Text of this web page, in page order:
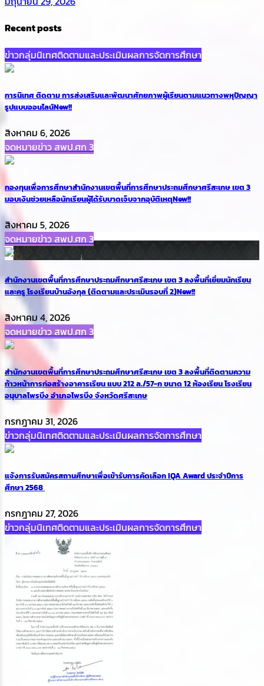
Recent posts
ข่าวกลุ่มนิเทศติดตามและประเมินผลการจัดการศึกษา
การนิเทศ ติดตาม การส่งเสริมและพัฒนาศักยภาพผู้เรียนตามแนวทางพหุปัญญา
รูปแบบออนไลน์New!!
สิงหาคม 6, 2026
จดหมายข่าว สพป.ศก 3
กองทุนเพื่อการศึกษาสำนักงานเขตพื้นที่การศึกษาประถมศึกษาศรีสะเกษ เขต 3
มอบเงินช่วยเหลือนักเรียนผู้ได้รับบาดเจ็บจากอุบัติเหตุNew!!
สิงหาคม 5, 2026
จดหมายข่าว สพป.ศก 3
สำนักงานเขตพื้นที่การศึกษาประถมศึกษาศรีสะเกษ เขต 3 ลงพื้นที่เยี่ยมนักเรียน
และครู โรงเรียนบ้านอังกุล (ติดตามและประเมินรอบที่ 2)New!!
สิงหาคม 4, 2026
จดหมายข่าว สพป.ศก 3
สำนักงานเขตพื้นที่การศึกษาประถมศึกษาศรีสะเกษ เขต 3 ลงพื้นที่ติดตามความ
ก้าวหน้าการก่อสร้างอาคารเรียน แบบ 212 ล./57-ก ขนาด 12 ห้องเรียน โรงเรียน
อนุบาลไพรบึง อำเภอไพรบึง จังหวัดศรีสะเกษ
กรกฎาคม 31, 2026
ข่าวกลุ่มนิเทศติดตามและประเมินผลการจัดการศึกษา
แจ้งการรับสมัครสถานศึกษาเพื่อเข้ารับการคัดเลือก IQA Award ประจำปีการ
ศึกษา 2568
กรกฎาคม 27, 2026
ข่าวกลุ่มนิเทศติดตามและประเมินผลการจัดการศึกษา